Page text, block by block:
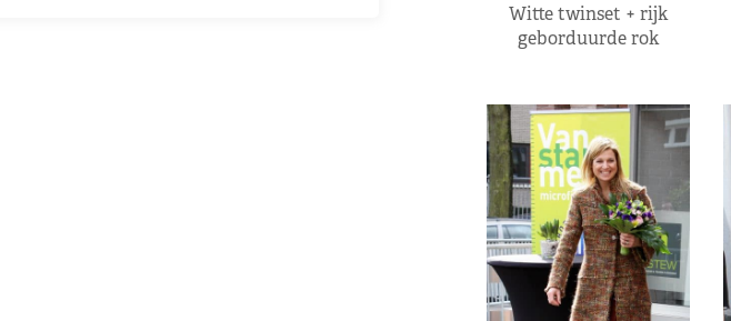
Witte twinset + rijk
geborduurde rok